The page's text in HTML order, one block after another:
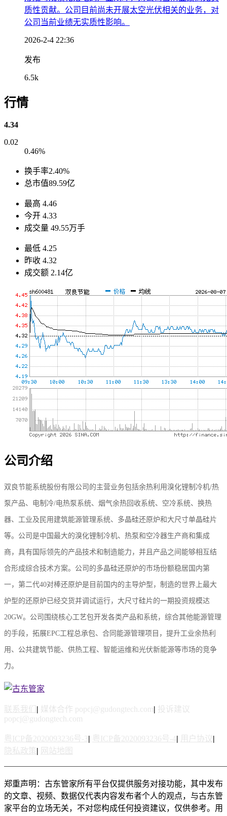
质性贡献。公司目前尚未开展太空光伏相关的业务，对
公司当前业绩无实质性影响。
2026-2-4 22:36
发布
6.5k
行情
4.34
0.02
0.46%
换手率2.40%
总市值89.59亿
最高 4.46
今开 4.33
成交量 49.55万手
最低 4.25
昨收 4.32
成交额 2.14亿
公司介绍
双良节能系统股份有限公司的主营业务包括余热利用溴化锂制冷机/热
泵产品、电制冷/电热泵系统、烟气余热回收系统、空冷系统、换热
器、工业及民用建筑能源管理系统、多晶硅还原炉和大尺寸单晶硅片
等。公司是中国最大的溴化锂制冷机、热泵和空冷器生产商和集成
商，具有国际领先的产品技术和制造能力，并且产品之间能够相互结
合形成综合技术方案。公司的多晶硅还原炉的市场份额稳居国内第
一，第二代40对棒还原炉是目前国内的主导炉型，制造的世界上最大
炉型的还原炉已经交货并调试运行，大尺寸硅片的一期投资规模达
20GW。公司围绕核心工艺包开发各类产品和系统，综合其他能源管理
的手段，拓展EPC工程总承包、合同能源管理项目，提升工业余热利
用、公共建筑节能、供热工程、智能运维和光伏新能源等市场的竞争
力。
联系我们 | 媒体合作 popcj@gudongtech.com| 投诉建议
popcj@gudongtech.com
粤ICP备2020093236号-3| 粤ICP备2020093236号-4| 用户协议|
隐私政策| 网站地图
郑重声明：古东管家所有平台仅提供服务对接功能，其中发布
的文章、视频、数据仅代表内容发布者个人的观点，与古东管
家平台的立场无关，不对您构成任何投资建议，仅供参考。用